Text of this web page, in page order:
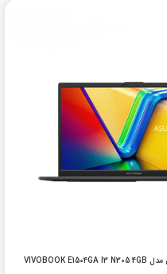
لپ تاپ ایسوس 15.6 اینچی مدل VIVOBOOK E1504GA I3 N305 4GB